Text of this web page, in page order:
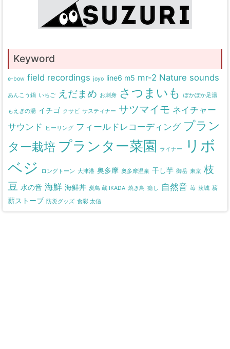
Keyword
e-bow field recordings joyo line6 m5 mr-2 Nature sounds
あんこう鍋 いちご えだまめ お刺身 さつまいも ぽかぽか足湯
もえぎの湯 イチゴ クサビ サスティナー サツマイモ ネイチャー
サウンド
ヒーリング フィールドレコーディング プラン
ター栽培 プランター菜園 ライナー
リボ
ベジ
ロングトーン 大津港 奥多摩 奥多摩温泉 干し芋 御岳 東京 枝
豆 水の音 海鮮 海鮮丼 炭鳥 蔵 IKADA 焼き鳥 癒し 自然音 苺 茨城 薪
薪ストーブ 防災グッズ 食彩 太信